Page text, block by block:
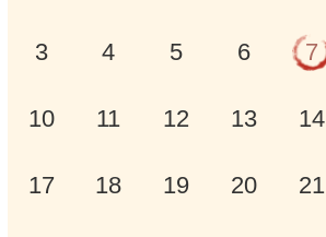
3 4 5 6 7
10 11 12 13 14
17 18 19 20 21